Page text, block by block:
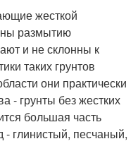
жесткой
размытию
и не склонны к
таких грунтов
они практически
- грунты без жестких
большая часть
глинистый, песчаный,